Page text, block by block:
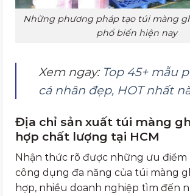
Những phương pháp tạo túi màng
phổ biến hiện nay
Xem ngay: Top 45+ mẫu
cá nhân đẹp, HOT nhất
Địa chỉ sản xuất túi màng
hợp chất lượng tại HCM
Nhận thức rõ được những ưu điểm
công dụng đa năng của túi màng
hợp, nhiều doanh nghiệp tìm đến